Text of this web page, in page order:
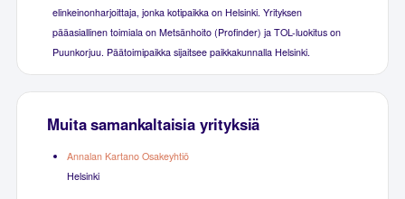
elinkeinonharjoittaja, jonka kotipaikka on Helsinki. Yrityksen
pääasiallinen toimiala on Metsänhoito (Profinder) ja TOL-luokitus on
Puunkorjuu. Päätoimipaikka sijaitsee paikkakunnalla Helsinki.
Muita samankaltaisia yrityksiä
Annalan Kartano Osakeyhtiö
Helsinki